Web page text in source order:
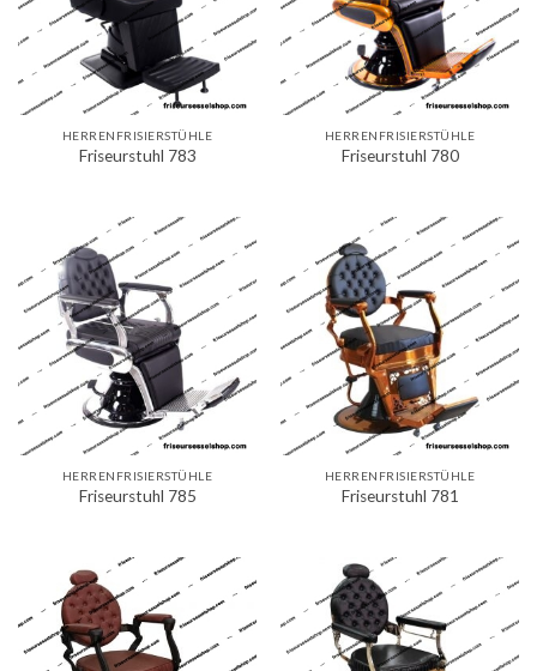
HERRENFRISIERSTÜHLE
Friseurstuhl 783
HERRENFRISIERSTÜHLE
Friseurstuhl 780
HERRENFRISIERSTÜHLE
Friseurstuhl 785
HERRENFRISIERSTÜHLE
Friseurstuhl 781